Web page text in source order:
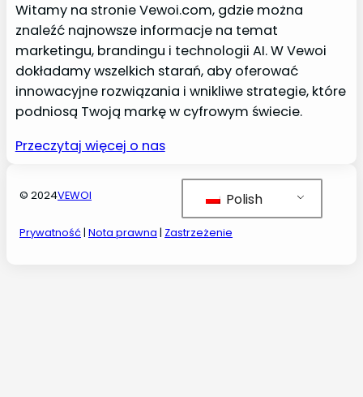
Witamy na stronie Vewoi.com, gdzie można
znaleźć najnowsze informacje na temat
marketingu, brandingu i technologii AI. W Vewoi
dokładamy wszelkich starań, aby oferować
innowacyjne rozwiązania i wnikliwe strategie, które
podniosą Twoją markę w cyfrowym świecie.
Przeczytaj więcej o nas
© 2024VEWOI Polish
Prywatność| Nota prawna | Zastrzeżenie